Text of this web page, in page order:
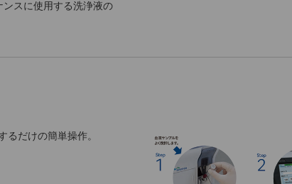
ンスに使用する洗浄液の
るだけの簡単操作。